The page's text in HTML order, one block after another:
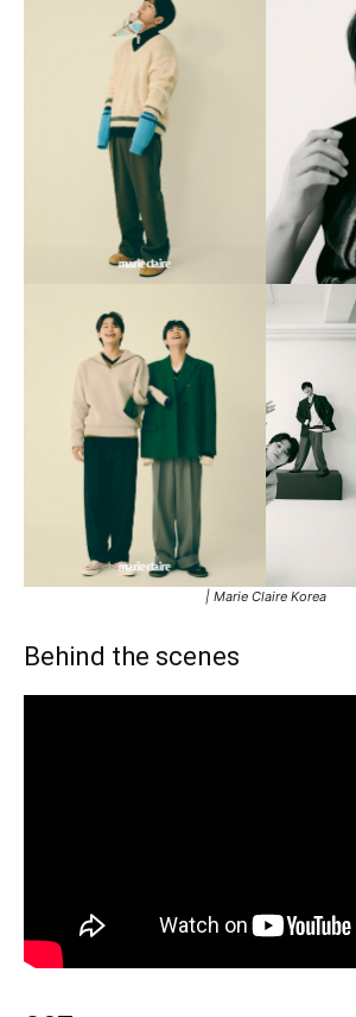
| Marie Claire Korea
Behind the scenes